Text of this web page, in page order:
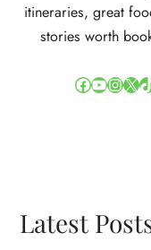
itineraries, great
stories worth
Facebook YouTube InstagramX TikTok
Latest